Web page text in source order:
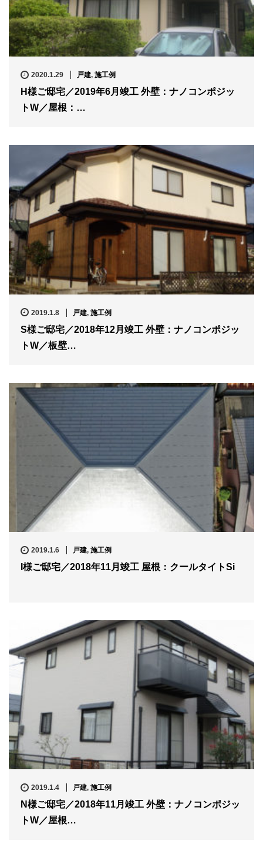
2020.1.29 戸建, 施工例
H様ご邸宅／2019年6月竣工 外壁：ナノコンポジッ
トW／屋根：…
2019.1.8 戸建, 施工例
S様ご邸宅／2018年12月竣工 外壁：ナノコンポジッ
トW／板壁…
2019.1.6 戸建, 施工例
I様ご邸宅／2018年11月竣工 屋根：クールタイトSi
2019.1.4 戸建, 施工例
N様ご邸宅／2018年11月竣工 外壁：ナノコンポジッ
トW／屋根…